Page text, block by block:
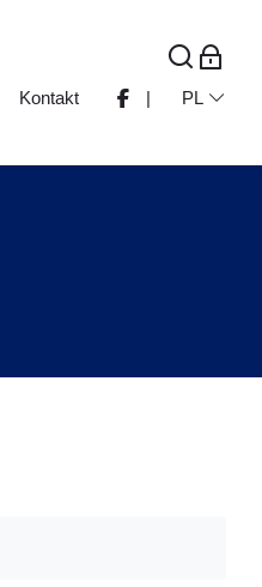
Kontakt | PL